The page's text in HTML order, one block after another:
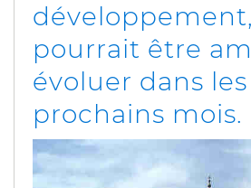
développement,
pourrait être
évoluer dans les
prochains mois.